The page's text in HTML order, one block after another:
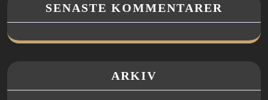
SENASTE KOMMENTARER
ARKIV